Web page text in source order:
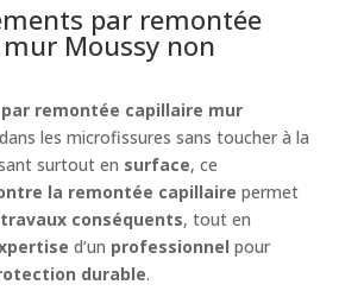
par remontée
Moussy non
remontée capillaire mur
les microfissures sans toucher à la
surtout en surface, ce
la remontée capillaire permet
conséquents, tout en
d’un professionnel pour
durable.